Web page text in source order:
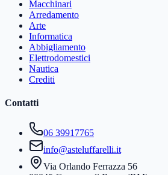
Macchinari
Arredamento
Arte
Informatica
Abbigliamento
Elettrodomestici
Nautica
Crediti
Contatti
06 39917765
info@asteluffarelli.it
Via Orlando Ferrazza 56